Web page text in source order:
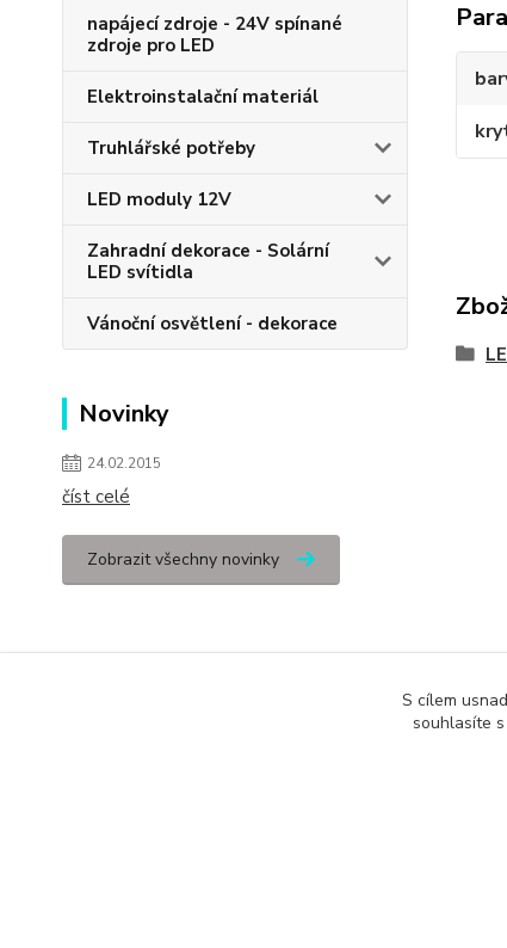
napájecí zdroje - 24V spínané
zdroje pro LED
Elektroinstalační materiál
Truhlářské potřeby
LED moduly 12V
Zahradní dekorace - Solární
LED svítidla
Vánoční osvětlení - dekorace
Novinky
24.02.2015
číst celé
Zobrazit všechny novinky
Podle zákona o evidenci tržeb je prodávající povinen vystavit
S cílem
souhlasíte